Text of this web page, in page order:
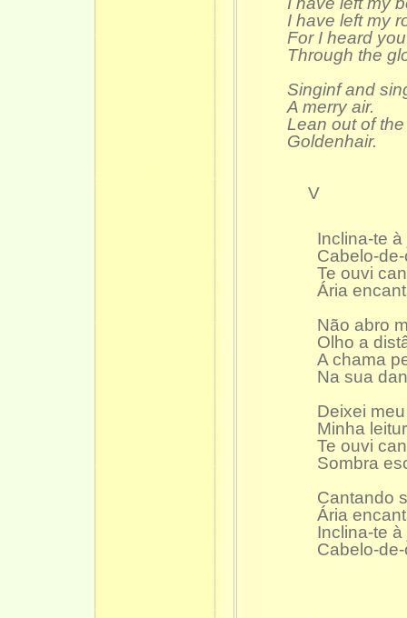
I have left my
For I heard
Through the
Singinf and
A merry air.
Lean out of
Goldenhair.
V
Inclina-te
Cabelo-
Te ouvi
Ária
Não abro
Olho a
A chama
Na sua
Deixei
Minha
Te ouvi
Sombra
Cantando
Ária
Inclina-te
Cabelo-